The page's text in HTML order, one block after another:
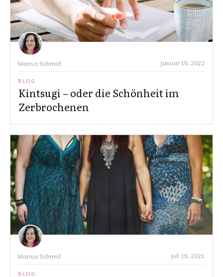
Marisa Schmid Januar 15, 2022
BLOG
Kintsugi – oder die Schönheit im
Zerbrochenen
Marisa Schmid Juli 15, 2021
BLOG